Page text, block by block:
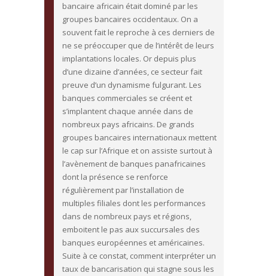
bancaire africain était dominé par les
groupes bancaires occidentaux. On a
souvent fait le reproche à ces derniers de
ne se préoccuper que de l’intérêt de leurs
implantations locales. Or depuis plus
d’une dizaine d’années, ce secteur fait
preuve d’un dynamisme fulgurant. Les
banques commerciales se créent et
s’implantent chaque année dans de
nombreux pays africains. De grands
groupes bancaires internationaux mettent
le cap sur l’Afrique et on assiste surtout à
l’avènement de banques panafricaines
dont la présence se renforce
régulièrement par l’installation de
multiples filiales dont les performances
dans de nombreux pays et régions,
emboitent le pas aux succursales des
banques européennes et américaines.
Suite à ce constat, comment interpréter un
taux de bancarisation qui stagne sous les